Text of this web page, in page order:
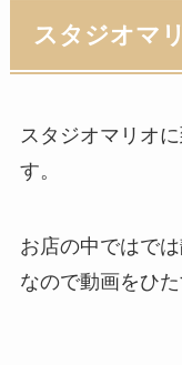
スタジオマ
スタジオマリオ
す。
お店の中ではで
なので動画をひ